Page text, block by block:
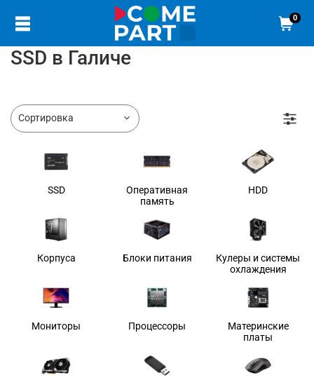
0
SSD в Галиче
SSD
Оперативная
память
HDD
Корпуса Блоки питания
Кулеры и системы
охлаждения
Мониторы Процессоры
Материнские
платы